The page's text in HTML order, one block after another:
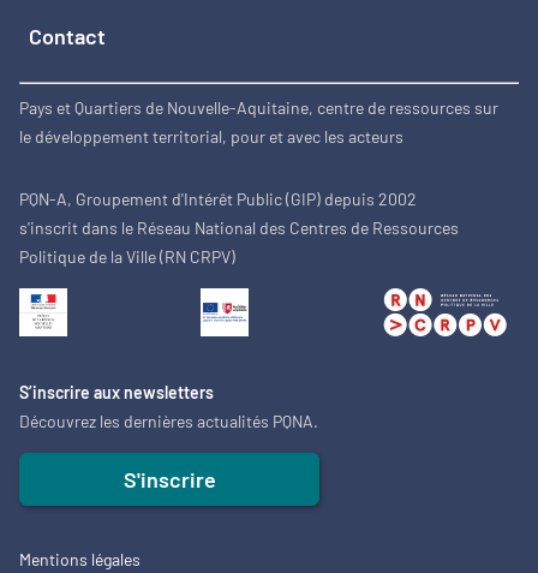
Contact
Pays et Quartiers de Nouvelle-Aquitaine, centre de ressources sur
le développement territorial, pour et avec les acteurs
PQN-A, Groupement d'Intérêt Public (GIP) depuis 2002
s'inscrit dans le Réseau National des Centres de Ressources
Politique de la Ville (RN CRPV)
S’inscrire aux newsletters
Découvrez les dernières actualités PQNA.
S'inscrire
Mentions légales